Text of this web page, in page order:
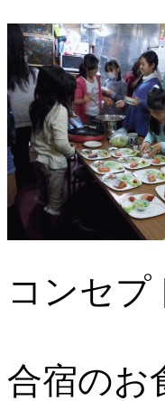
コンセプ
合宿のお